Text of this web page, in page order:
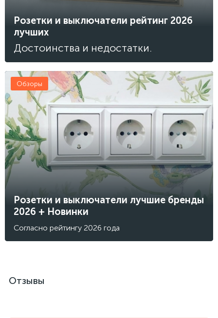
Розетки и выключатели рейтинг 2026
лучших
Достоинства и недостатки.
Розетки и выключатели лучшие бренды
2026 + Новинки
Согласно рейтингу 2026 года
Обзоры
Отзывы